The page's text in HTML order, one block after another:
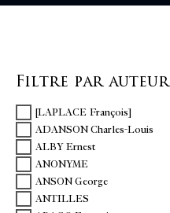
Filtre par auteur
[LAPLACE François]
ADANSON Charles-Louis
ALBY Ernest
ANONYME
ANSON George
ANTILLES